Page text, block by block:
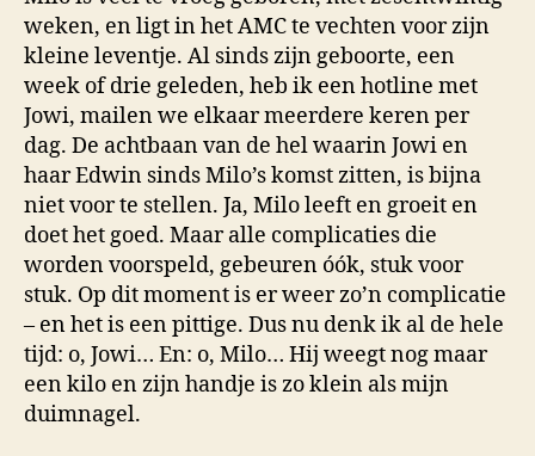
weken, en ligt in het AMC te vechten voor zijn
kleine leventje. Al sinds zijn geboorte, een
week of drie geleden, heb ik een hotline met
Jowi, mailen we elkaar meerdere keren per
dag. De achtbaan van de hel waarin Jowi en
haar Edwin sinds Milo’s komst zitten, is bijna
niet voor te stellen. Ja, Milo leeft en groeit en
doet het goed. Maar alle complicaties die
worden voorspeld, gebeuren óók, stuk voor
stuk. Op dit moment is er weer zo’n complicatie
– en het is een pittige. Dus nu denk ik al de hele
tijd: o, Jowi… En: o, Milo… Hij weegt nog maar
een kilo en zijn handje is zo klein als mijn
duimnagel.